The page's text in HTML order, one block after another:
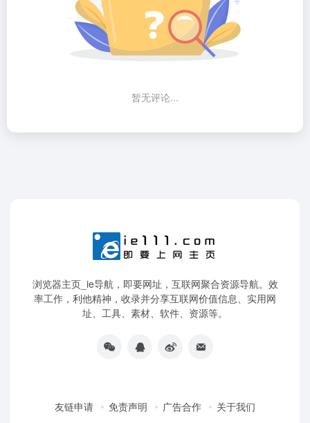
暂无评论...
浏览器主页_ie导航，即要网址，互联网聚合资源导航。效
率工作，利他精神，收录并分享互联网价值信息、实用网
址、工具、素材、软件、资源等。
友链申请 免责声明 广告合作 关于我们